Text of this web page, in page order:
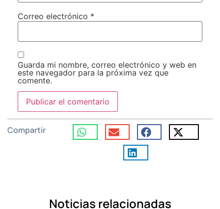
Correo electrónico *
Guarda mi nombre, correo electrónico y web en
este navegador para la próxima vez que
comente.
Compartir
Noticias relacionadas